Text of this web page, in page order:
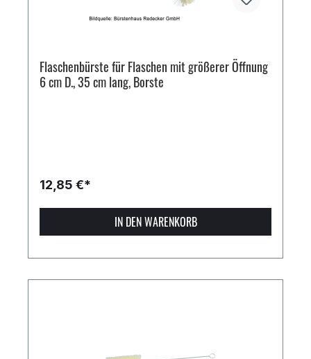
Flaschenbürste für Flaschen mit größerer Öffnung
6 cm D., 35 cm lang, Borste
12,85 €*
IN DEN WARENKORB